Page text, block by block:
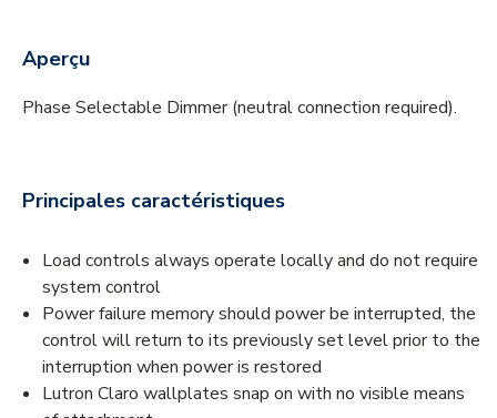
Aperçu
Phase Selectable Dimmer (neutral connection required).
Principales caractéristiques
Load controls always operate locally and do not require
system control
Power failure memory should power be interrupted, the
control will return to its previously set level prior to the
interruption when power is restored
Lutron Claro wallplates snap on with no visible means